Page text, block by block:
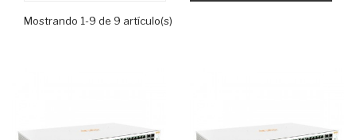
Mostrando 1-9 de 9 artículo(s)